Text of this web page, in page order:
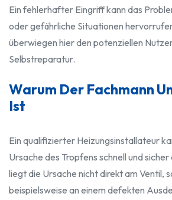
Ein fehlerhafter Eingriff kann das
oder gefährliche Situationen
überwiegen hier den potenziellen
Selbstreparatur.
Warum Der Fachmann
Ist
Ein qualifizierter Heizungsinstallateur
Ursache des Tropfens schnell und
liegt die Ursache nicht direkt am Ventil,
beispielsweise an einem defekten